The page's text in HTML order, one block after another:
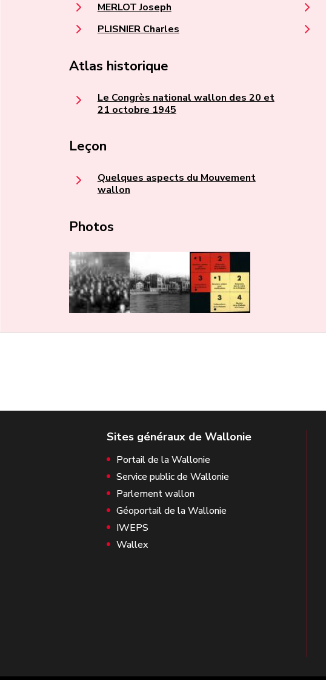
MERLOT Joseph
PLISNIER Charles
Atlas historique
Le Congrès national wallon des 20 et
21 octobre 1945
Leçon
Quelques aspects du Mouvement
wallon
Photos
Portail de la Wallonie
Service public de Wallonie
Parlement wallon
Géoportail de la Wallonie
IWEPS
Wallex